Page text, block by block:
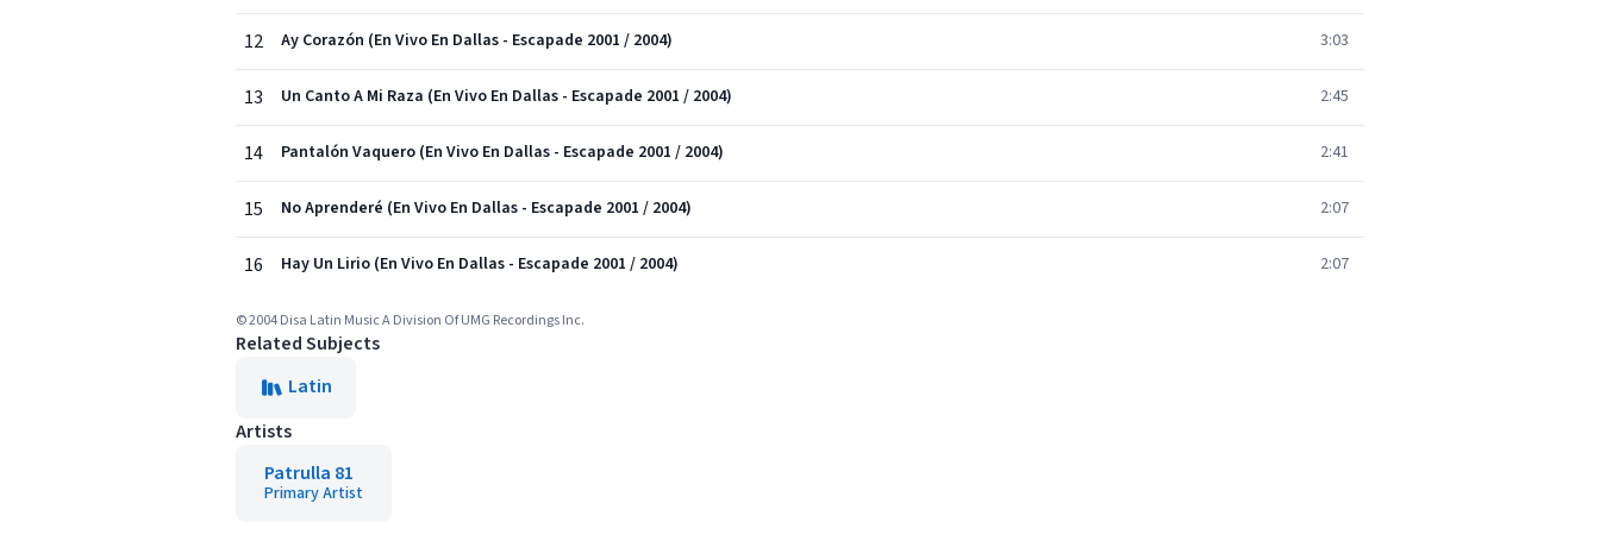
12 Ay Corazón (En Vivo En Dallas - Escapade 2001 / 2004) 3:03
13 Un Canto A Mi Raza (En Vivo En Dallas - Escapade 2001 / 2004) 2:45
14 Pantalón Vaquero (En Vivo En Dallas - Escapade 2001 / 2004) 2:41
15 No Aprenderé (En Vivo En Dallas - Escapade 2001 / 2004) 2:07
16 Hay Un Lirio (En Vivo En Dallas - Escapade 2001 / 2004) 2:07
© 2004 Disa Latin Music A Division Of UMG Recordings Inc.
Related Subjects
Latin
Artists
Patrulla 81
Primary Artist